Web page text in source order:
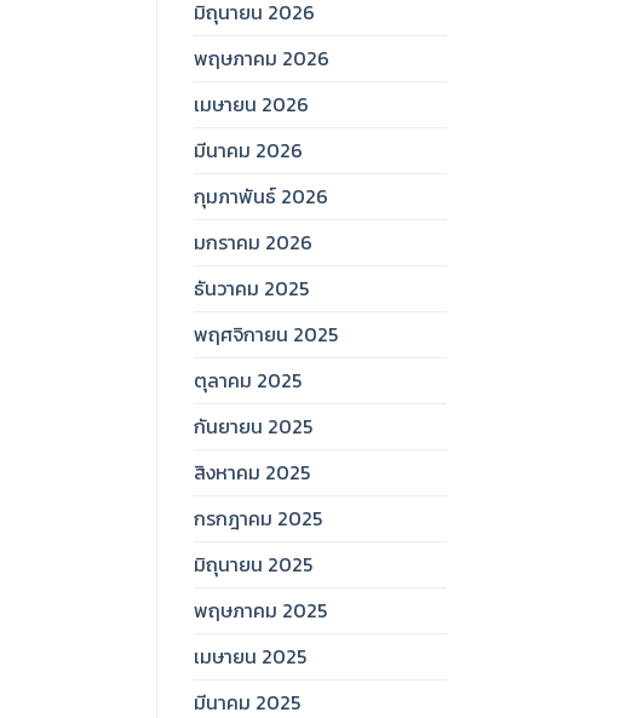
มิถุนายน 2026
พฤษภาคม 2026
เมษายน 2026
มีนาคม 2026
กุมภาพันธ์ 2026
มกราคม 2026
ธันวาคม 2025
พฤศจิกายน 2025
ตุลาคม 2025
กันยายน 2025
สิงหาคม 2025
กรกฎาคม 2025
มิถุนายน 2025
พฤษภาคม 2025
เมษายน 2025
มีนาคม 2025